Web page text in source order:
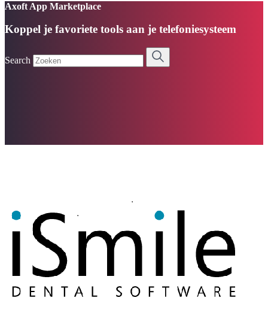
Axoft App Marketplace
Koppel je favoriete tools aan je telefoniesysteem
Search